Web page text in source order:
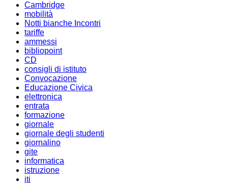
Cambridge
mobilità
Notti bianche Incontri
tariffe
ammessi
bibliopoint
CD
consigli di istituto
Convocazione
Educazione Civica
elettronica
entrata
formazione
giornale
giornale degli studenti
giornalino
gite
informatica
istruzione
iti